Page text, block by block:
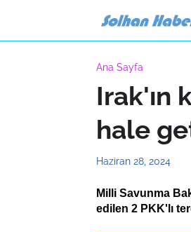
Ana Sayfa
Irak'ın
hale
Haziran 28, 2024
Milli Savunma
edilen 2 PKK'lı